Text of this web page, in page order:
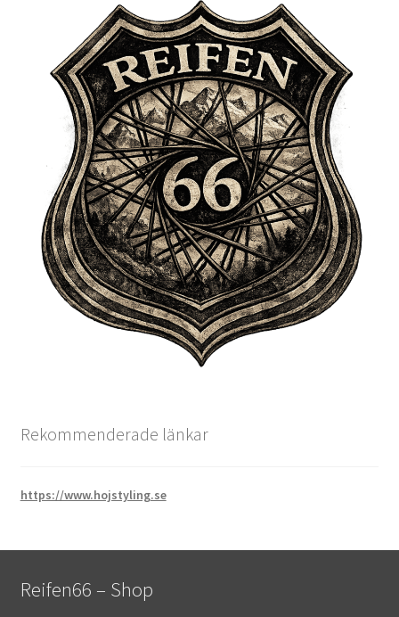
Rekommenderade länkar
https://www.hojstyling.se
Reifen66 – Shop